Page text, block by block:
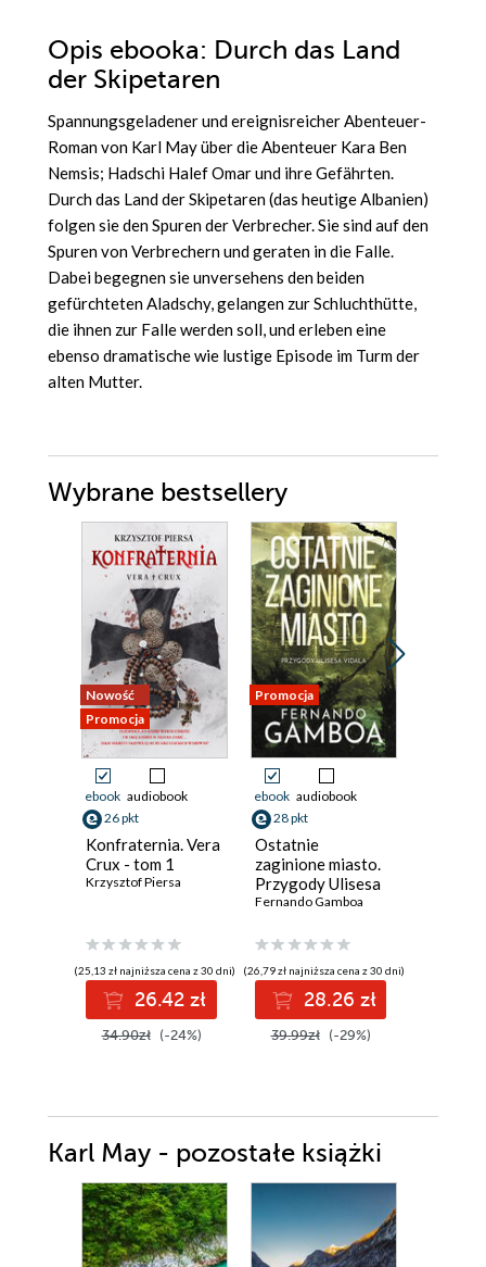
Opis ebooka: Durch das Land
der Skipetaren
Spannungsgeladener und ereignisreicher Abenteuer-
Roman von Karl May über die Abenteuer Kara Ben
Nemsis; Hadschi Halef Omar und ihre Gefährten.
Durch das Land der Skipetaren (das heutige Albanien)
folgen sie den Spuren der Verbrecher. Sie sind auf den
Spuren von Verbrechern und geraten in die Falle.
Dabei begegnen sie unversehens den beiden
gefürchteten Aladschy, gelangen zur Schluchthütte,
die ihnen zur Falle werden soll, und erleben eine
ebenso dramatische wie lustige Episode im Turm der
alten Mutter.
Wybrane bestsellery
Nowość
Promocja
ebook audiobook
26 pkt
Konfraternia. Vera
Crux - tom 1
Krzysztof Piersa
(25,13 zł najniższa cena z 30 dni)
26.42 zł
34.90zł (-24%)
Promocja
ebook audiobook
28 pkt
Ostatnie
zaginione miasto.
Przygody Ulisesa
Vidala. Tom 2
Fernando Gamboa
(26,79 zł najniższa cena z 30 dni)
28.26 zł
39.99zł (-29%)
Karl May - pozostałe książki